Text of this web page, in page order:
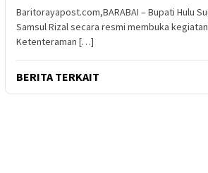
Baritorayapost.com,BARABAI – Bupati Hulu
Samsul Rizal secara resmi membuka
Ketenteraman […]
BERITA TERKAIT